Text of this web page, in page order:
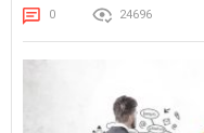
0 24696